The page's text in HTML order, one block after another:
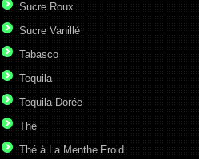
Sucre Roux
Sucre Vanillé
Tabasco
Tequila
Tequila Dorée
Thé
Thé à La Menthe Froid